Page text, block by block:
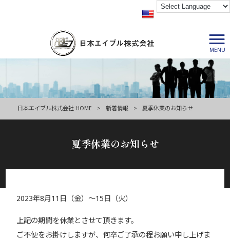
MENU
日本エイブル株式会社 HOME > 新着情報 > 夏季休業のお知らせ
夏季休業のお知らせ
2023年8月11日（金）～15日（火）
上記の期間を休業とさせて頂きます。
ご不便をお掛けしますが、何卒ご了承の程お願い申し上げま